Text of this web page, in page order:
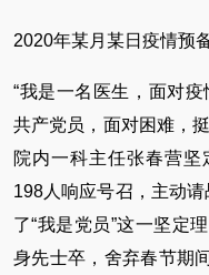
2020年某月某日疫情预
“我是一名医生，面对
共产党员，面对困难，
院内一科主任张春营
198人响应号召，主动请
了“我是党员”这一坚定
身先士卒，舍弃春节期